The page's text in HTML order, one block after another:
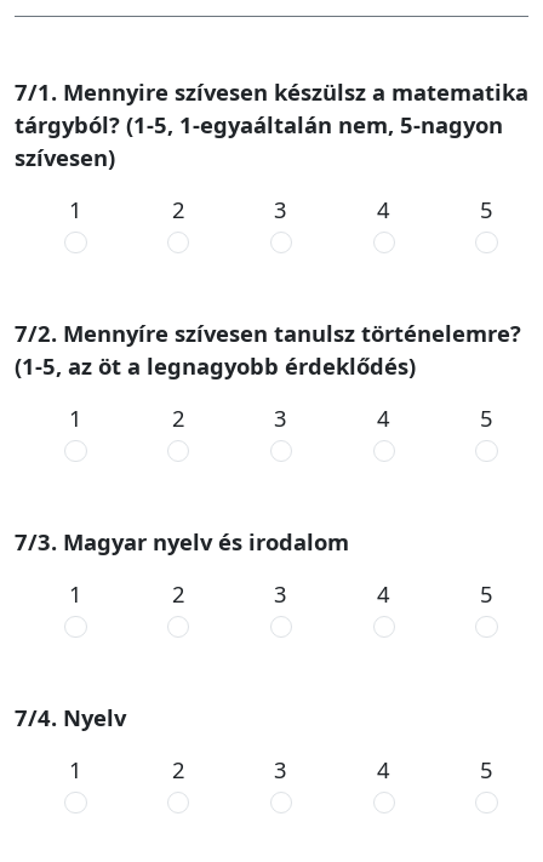
7/1. Mennyire szívesen készülsz a matematika
tárgyból? (1-5, 1-egyaáltalán nem, 5-nagyon
szívesen)
1
2 3 4 5
7/2. Mennyíre szívesen tanulsz történelemre?
(1-5, az öt a legnagyobb érdeklődés)
1
2 3 4 5
7/3. Magyar nyelv és irodalom
1
2 3 4 5
7/4. Nyelv
1
2 3 4 5